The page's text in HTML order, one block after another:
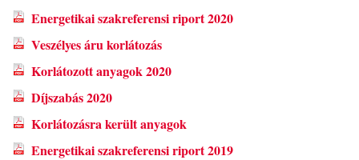
Energetikai szakreferensi riport 2020
Veszélyes áru korlátozás
Korlátozott anyagok 2020
Díjszabás 2020
Korlátozásra került anyagok
Energetikai szakreferensi riport 2019